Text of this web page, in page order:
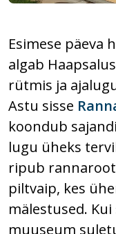
Esimese päeva
algab
rütmis ja
Astu sisse
koondub
lugu üheks
ripub
piltvaip, kes
mälestused.
muuseum